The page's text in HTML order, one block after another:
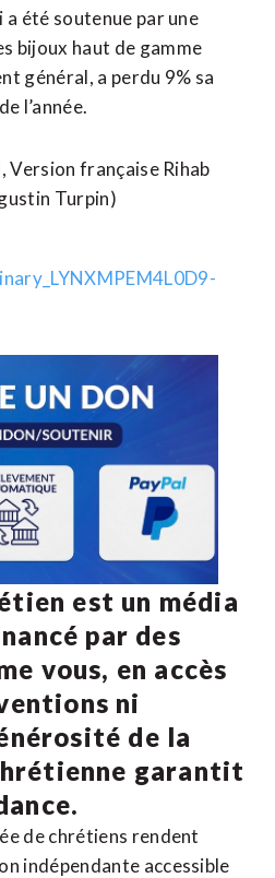
a été soutenue par une
bijoux haut de gamme
général, a ​perdu 9% sa
l’année.
​Version française Rihab
Turpin)
est un média
par des
vous, en accès
ni
de la
garantit
de chrétiens rendent
indépendante accessible